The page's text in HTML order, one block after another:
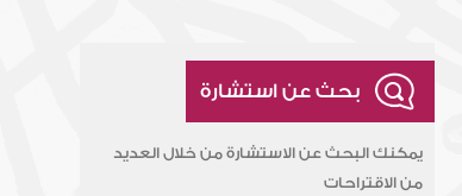
بحث عن استشارة
يمكنك البحث عن الاستشارة من خلال العديد
من الاقتراحات